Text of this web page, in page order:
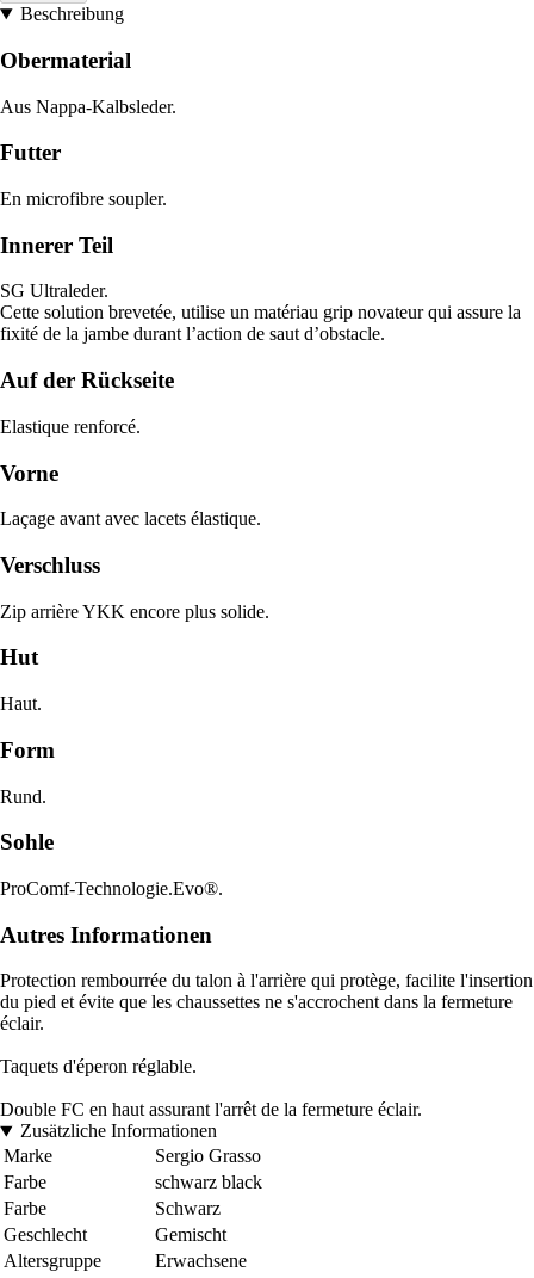
Beschreibung
Obermaterial
Aus Nappa-Kalbsleder.
Futter
En microfibre soupler.
Innerer Teil
SG Ultraleder.
Cette solution brevetée, utilise un matériau grip novateur qui assure la
fixité de la jambe durant l’action de saut d’obstacle.
Auf der Rückseite
Elastique renforcé.
Vorne
Laçage avant avec lacets élastique.
Verschluss
Zip arrière YKK encore plus solide.
Hut
Haut.
Form
Rund.
Sohle
ProComf-Technologie.Evo®.
Autres Informationen
Protection rembourrée du talon à l'arrière qui protège, facilite l'insertion
du pied et évite que les chaussettes ne s'accrochent dans la fermeture
éclair.
Taquets d'éperon réglable.
Double FC en haut assurant l'arrêt de la fermeture éclair.
Zusätzliche Informationen
Marke
Sergio Grasso
Farbe
schwarz black
Farbe
Schwarz
Geschlecht
Gemischt
Altersgruppe
Erwachsene